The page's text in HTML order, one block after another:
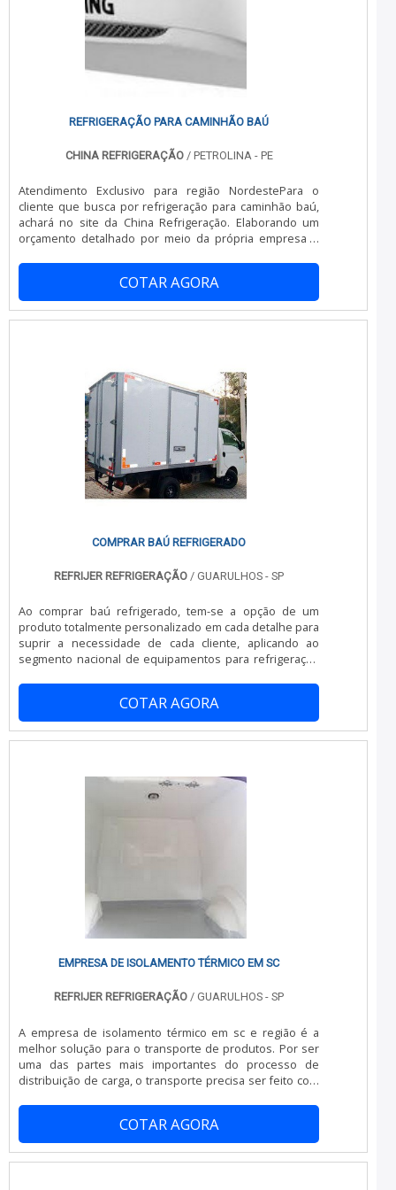
empresa possuir escritório de alta qualidade onde são
realizadas as atividades e estrutura suficiente para
atender todas as demandas. Tudo isso, somado à
performance de uma equipe multidisciplinar de
consultores associados e colaboradores eficientes,
carteira de clientes.
REFRIGERAÇÃO PARA CAMINHÃO BAÚ
CHINA REFRIGERAÇÃO/ PETROLINA - PE
Atendimento Exclusivo para região NordestePara o
cliente que busca por refrigeração para caminhão baú,
achará no site da China Refrigeração. Elaborando um
orçamento detalhado por meio da própria empresa e
POUCO MAIS SOBRE REFRIGERAÇÃO PARA CAMINHÃO
BAÚQuem quer encontrar refrigeração para caminhão
baú em uma empresa responsável, encontra na internet
a China Refrigeração. Uma empresa com alto know-how
de refrigeração para caminhão baú, mais do que visar
apenas lucratividade, deve oferecer produtos e serviços
que tenham ótima qualidade e assertividade,
características simples, mas que mostram o
comprometimento da empresa com seus clientes.É
importante lembrar que o produto deve sempre ser
adquirido com empresas especializadas no segmento.
Esse tipo de cuidado ajuda a garantir a qualidade e
cumprem com suas funções adequadamente. Assim, é
diversos motivos para a China Refrigeração ter se
que entrega confiança e serviços de qualidade. Alguns
desses motivos são: Equipe multidisciplinar de
consultores associados; Profissionais com vasta
experiência na área de atuação; Equipe de alta
qualidade; Escritório de alta qualidade onde são
realizadas as atividades; Tecnologia altamente
avançada; Equipamentos de última geração.A EMPRESA
MAIS QUALIFICADA DO SEGMENTONa China Refrigeração
existem as melhores variedades no segmento quando o
para transporte frigorífico e instalação de aparelho de
refrigeração.É uma empresa comprometida com seus
associados e equipe de alta qualidade, comprova sua
essência de trazer o melhor para todos os clientes.
COTAR AGORA
COMPRAR BAÚ REFRIGERADO
REFRIJER REFRIGERAÇÃO / GUARULHOS - SP
Ao comprar baú refrigerado, tem-se a opção de um
produto totalmente personalizado em cada detalhe para
suprir a necessidade de cada cliente, aplicando ao
segmento nacional de equipamentos para refrigeração
equipamento versátil incorporado aos veículos de carga.
Ele possibilita a refrigeração de produtos que
necessitam ser mantidos em temperaturas adversas
para conservar a qualidade durante a
COTAR AGORA
EMPRESA DE ISOLAMENTO TÉRMICO EM SC
REFRIJER REFRIGERAÇÃO / GUARULHOS - SP
A empresa de isolamento térmico em sc e região é a
melhor solução para o transporte de produtos. Por ser
uma das partes mais importantes do processo de
distribuição de carga, o transporte precisa ser feito com
pela Agência de Vigilância Sanitária. Caso as empresas
queiram expandir os negócios, de modo que os
produtos não fiquem somente localizados na cidade de
origem e possam alcançar consumidores que moram em
COTAR AGORA